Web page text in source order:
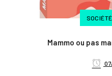
Mammo ou pas